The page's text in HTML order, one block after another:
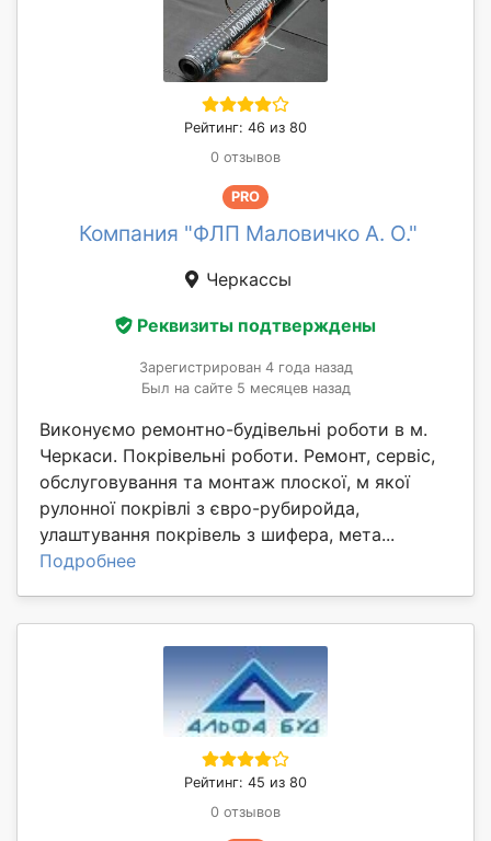
Рейтинг: 46 из 80
0 отзывов
PRO
Компания "ФЛП Маловичко А. О."
Черкассы
Реквизиты подтверждены
Зарегистрирован 4 года назад
Был на сайте 5 месяцев назад
Виконуємо ремонтно-будівельні роботи в м.
Черкаси. Покрівельні роботи. Ремонт, сервіс,
обслуговування та монтаж плоскої, м якої
рулонної покрівлі з євро-рубиройда,
улаштування покрівель з шифера, мета...
Подробнее
Рейтинг: 45 из 80
0 отзывов